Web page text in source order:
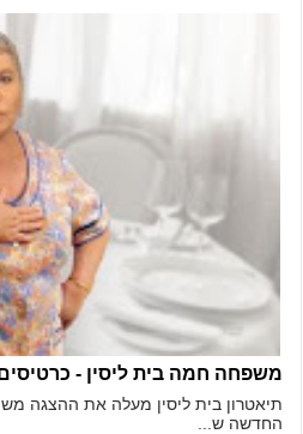
משפחה חמה בית ליסין - כרטיסים
תיאטרון בית ליסין מעלה את ההצגה
החדשה ש...